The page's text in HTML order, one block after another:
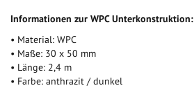
Informationen zur WPC Unterkonstruktion:
• Material: WPC
• Maße: 30 x 50 mm
• Länge: 2,4 m
• Farbe: anthrazit / dunkel